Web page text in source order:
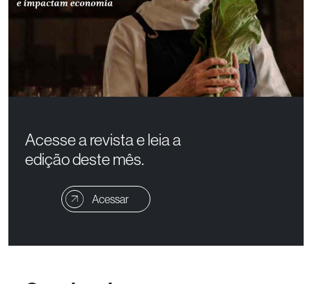
Acesse a revista e leia a
edição deste mês.
Acessar